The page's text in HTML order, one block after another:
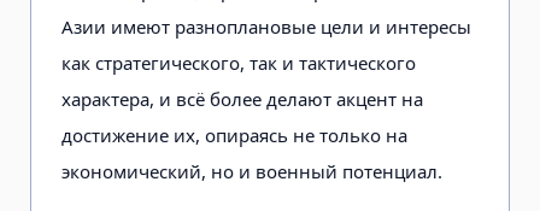
Азии имеют разноплановые цели и интересы
как стратегического, так и тактического
характера, и всё более делают акцент на
достижение их, опираясь не только на
экономический, но и военный потенциал.